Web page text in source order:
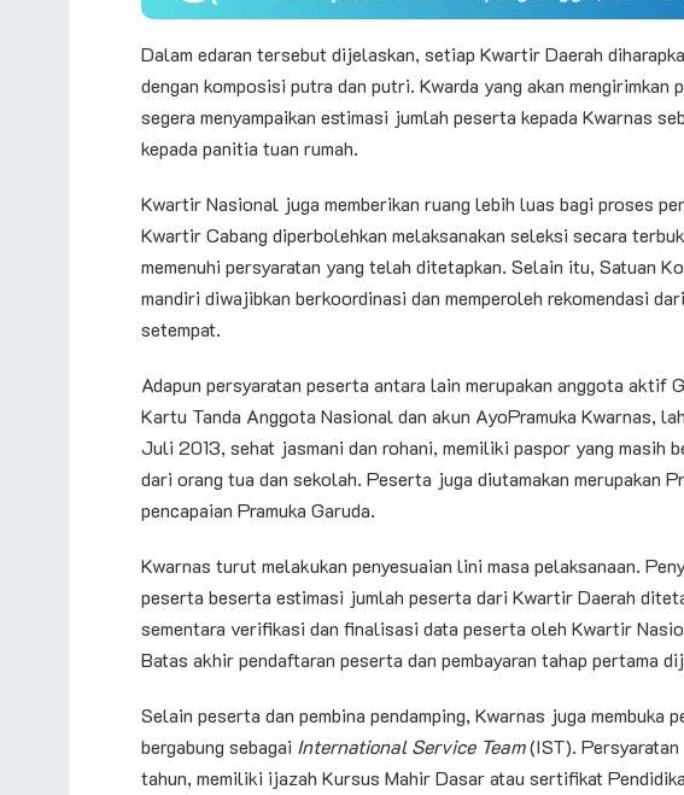
Dalam edaran tersebut dijelaskan, setiap Kwartir Daerah
dengan komposisi putra dan putri. Kwarda yang akan
segera menyampaikan estimasi jumlah peserta kepada Kwarnas
kepada panitia tuan rumah.
Kwartir Nasional juga memberikan ruang lebih luas bagi proses
Kwartir Cabang diperbolehkan melaksanakan seleksi secara
memenuhi persyaratan yang telah ditetapkan. Selain itu, Satuan
mandiri diwajibkan berkoordinasi dan memperoleh rekomendasi
setempat.
Adapun persyaratan peserta antara lain merupakan anggota aktif
Kartu Tanda Anggota Nasional dan akun AyoPramuka Kwarnas,
Juli 2013, sehat jasmani dan rohani, memiliki paspor yang masih
dari orang tua dan sekolah. Peserta juga diutamakan merupakan
pencapaian Pramuka Garuda.
Kwarnas turut melakukan penyesuaian lini masa pelaksanaan.
peserta beserta estimasi jumlah peserta dari Kwartir Daerah
sementara verifikasi dan finalisasi data peserta oleh Kwartir
Batas akhir pendaftaran peserta dan pembayaran tahap pertama
Selain peserta dan pembina pendamping, Kwarnas juga membuka
bergabung sebagai International Service Team(IST). Persyaratan
tahun, memiliki ijazah Kursus Mahir Dasar atau sertifikat